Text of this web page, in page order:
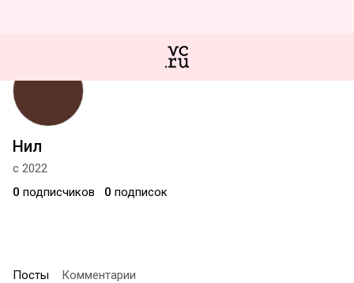
Нил
с 2022
0 подписчиков 0 подписок
Посты Комментарии